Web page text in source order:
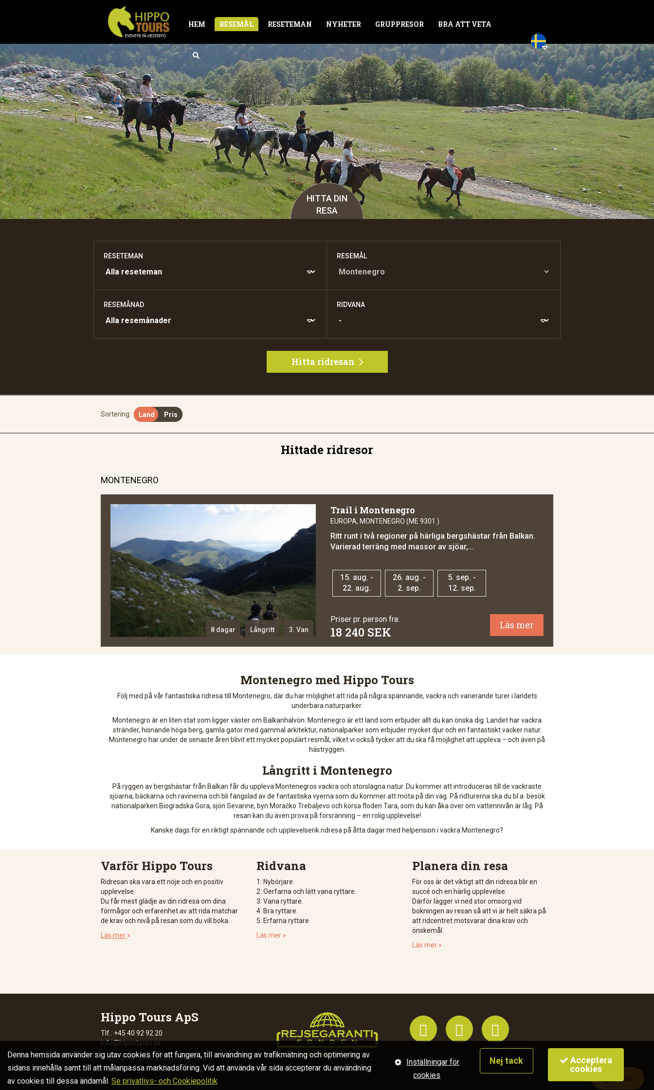
HEM RESEMÅL RESETEMAN NYHETER GRUPPRESOR BRA ATT VETA


HITTA DIN
RESA
RESETEMAN RESEMÅL
RESEMÅNAD RIDVANA
Hitta ridresan 
Sortering: Pris
Land
Hittade ridresor
MONTENEGRO
8 dagar Långritt 3. Van
Trail i Montenegro
EUROPA, MONTENEGRO (ME 9301 )
Ritt runt i två regioner på härliga bergshästar från Balkan.
Varierad terräng med massor av sjöar,...
15. aug. -
22. aug.
26. aug. -
2. sep.
5. sep. -
12. sep.
Priser pr. person fra:
18 240 SEK Läs mer
Montenegro med Hippo Tours
Följ med på vår fantastiska ridresa till Montenegro, där du har möjlighet att rida på några spännande, vackra och varierande turer i landets
underbara naturparker.
Montenegro är en liten stat som ligger väster om Balkanhalvön. Montenegro är ett land som erbjuder allt du kan önska dig. Landet har vackra
stränder, hisnande höga berg, gamla gator med gammal arkitektur, nationalparker som erbjuder mycket djur och en fantastiskt vacker natur.
Montenegro har under de senaste åren blivit ett mycket populärt resmål, vilket vi också tycker att du ska få möjlighet att uppleva – och även på
hästryggen.
Långritt i Montenegro
På ryggen av bergshästar från Balkan får du uppleva Montenegros vackra och storslagna natur. Du kommer att introduceras till de vackraste
sjöarna, bäckarna och ravinerna och bli fängslad av de fantastiska vyerna som du kommer att möta på din väg. På ridturerna ska du bl.a. besök
nationalparken Biogradska Gora, sjön Sevarine, byn Moračko Trebaljevo och korsa floden Tara, som du kan åka över om vattennivån är låg. På
resan kan du även prova på forsränning – en rolig upplevelse!
Kanske dags för en riktigt spännande och upplevelserik ridresa på åtta dagar med helpension i vackra Montenegro?
Varför Hippo Tours
Ridresan ska vara ett nöje och en positiv
upplevelse
Du får mest glädje av din ridresa om dina
förmågor och erfarenhet av att rida matchar
de krav och nivå på resan som du vill boka.
Läs mer »
Ridvana
1: Nybörjare.
2: Oerfarna och lätt vana ryttare.
3: Vana ryttare.
4: Bra ryttare.
5: Erfarna ryttare
Läs mer »
Planera din resa
För oss är det viktigt att din ridresa blir en
succé och en härlig upplevelse.
Därför lägger vi ned stor omsorg vid
bokningen av resan så att vi är helt säkra på
att ridcentret motsvarar dina krav och
önskemål.
Läs mer »
Hippo Tours ApS
Tlf.: +45 40 92 92 20
info@hippotours.se
Copyright© 2006-2026. Hippo Tours
  
Denna hemsida använder sig utav cookies för att fungera, till användning av trafikmätning och optimering av
sidans innehålla samt till att målanpassa marknadsföring. Vid att använda vår sida accepterar du användning
av cookies till dessa ändamål. Se privatlivs- och Cookiepolitik
Inställningar för
cookies
Nej tack
Acceptera
cookies